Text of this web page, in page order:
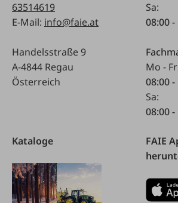
63514619
E-Mail: info@faie.at
Handelsstraße 9
A-4844 Regau
Österreich
Sa:
08:00
Mo -
08:00
Sa:
08:00
Kataloge
FAIE